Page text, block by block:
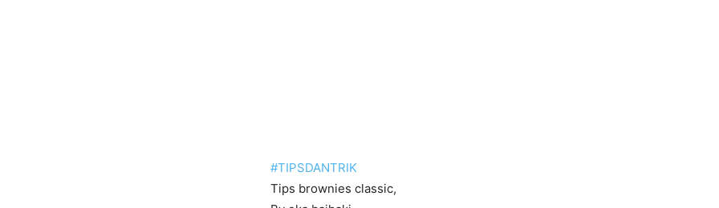
#TIPSDANTRIK
Tips brownies classic,